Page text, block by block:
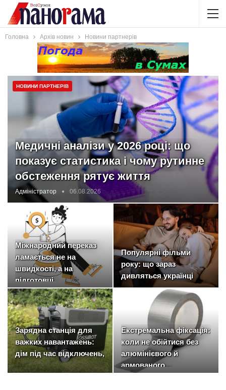
Головна Архів новин Новини партнерів
НОВИНИ ПАРТНЕРІВ
Медичні аналізи у 2026 році: що
показує статистика і чому рутинне
обстеження рятує життя
Адміністратор 06.08.2026
Міжнародний переказ
ламається не на
швидкості, а на
підготовці
Популярні фільми
року: що зараз
дивляться українці
Зарядна станція для
важких навантажень:
дім під час відключень,
…
Екстремальна фіксація:
коли не обійтися без
алюмінієвого й
армованого…